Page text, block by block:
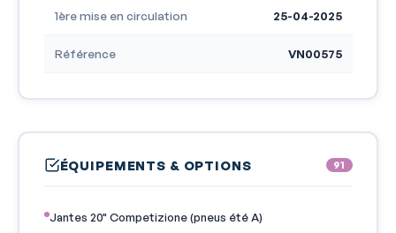
1ère mise en circulation 25-04-2025
Référence VN00575
ÉQUIPEMENTS & OPTIONS 91
Jantes 20" Competizione (pneus été A)